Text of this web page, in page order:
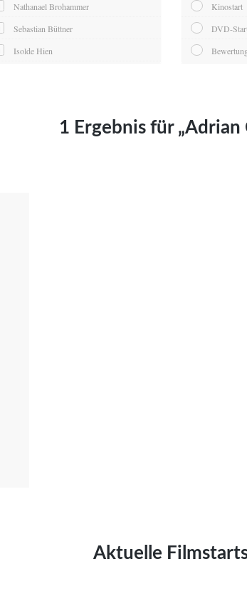
Nathanael Brohammer
Sebastian Büttner
Isolde Hien
Kinostart
DVD-
1 Ergebnis für „Adrian
Aktuelle